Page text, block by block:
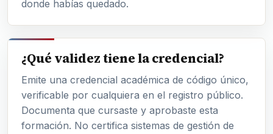
donde habías quedado.
¿Qué validez tiene la credencial?
Emite una credencial académica de código único,
verificable por cualquiera en el registro público.
Documenta que cursaste y aprobaste esta
formación. No certifica sistemas de gestión de